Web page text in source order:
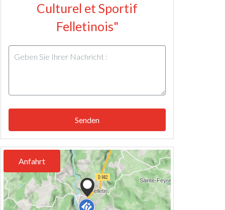
Culturel et Sportif
Felletinois"
Senden
Anfahrt